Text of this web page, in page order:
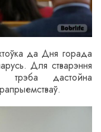
да Дня горада
Для стварэння
трэба дастойна